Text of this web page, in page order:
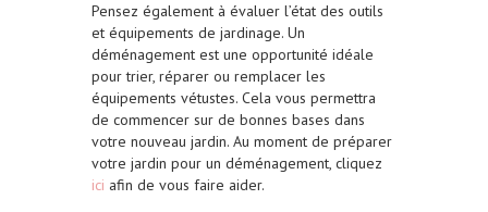
Pensez également à évaluer l’état des outils
et équipements de jardinage. Un
déménagement est une opportunité idéale
pour trier, réparer ou remplacer les
équipements vétustes. Cela vous permettra
de commencer sur de bonnes bases dans
votre nouveau jardin. Au moment de préparer
votre jardin pour un déménagement, cliquez
ici afin de vous faire aider.